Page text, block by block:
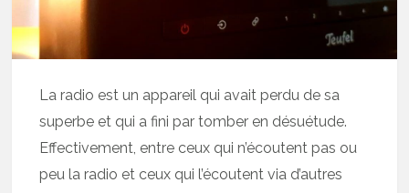
La radio est un appareil qui avait perdu de sa
superbe et qui a fini par tomber en désuétude.
Effectivement, entre ceux qui n’écoutent pas ou
peu la radio et ceux qui l’écoutent via d’autres